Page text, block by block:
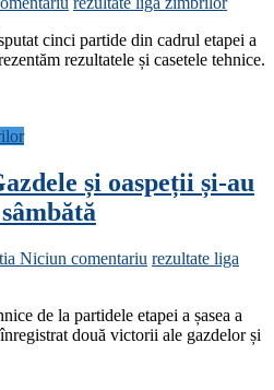
cinci partide din cadrul etapei a
rezultatele și casetele tehnice.
și oaspeții și-au
Niciun comentariu rezultate liga
de la partidele etapei a șasea a
două victorii ale gazdelor și